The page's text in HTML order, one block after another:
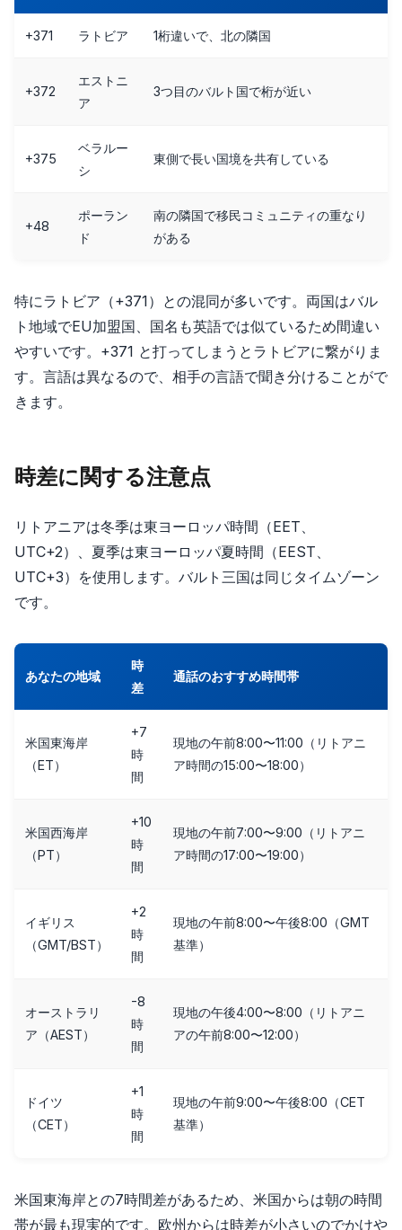
+371 ラトビア 1桁違いで、北の隣国
+372
エストニ
ア
3つ目のバルト国で桁が近い
+375
ベラルー
シ
東側で長い国境を共有している
+48
ポーラン
ド
南の隣国で移民コミュニティの重なり
がある
特にラトビア（+371）との混同が多いです。両国はバル
ト地域でEU加盟国、国名も英語では似ているため間違い
やすいです。+371 と打ってしまうとラトビアに繋がりま
す。言語は異なるので、相手の言語で聞き分けることがで
きます。
時差に関する注意点
リトアニアは冬季は東ヨーロッパ時間（EET、
UTC+2）、夏季は東ヨーロッパ夏時間（EEST、
UTC+3）を使用します。バルト三国は同じタイムゾーン
です。
あなたの地域
時
差
通話のおすすめ時間帯
米国東海岸
（ET）
+7
時
間
現地の午前8:00〜11:00（リトアニ
ア時間の15:00〜18:00）
米国西海岸
（PT）
+10
時
間
現地の午前7:00〜9:00（リトアニ
ア時間の17:00〜19:00）
イギリス
（GMT/BST）
+2
時
間
現地の午前8:00〜午後8:00（GMT
基準）
オーストラリ
ア（AEST）
-8
時
間
現地の午後4:00〜8:00（リトアニ
アの午前8:00〜12:00）
ドイツ
（CET）
+1
時
間
現地の午前9:00〜午後8:00（CET
基準）
米国東海岸との7時間差があるため、米国からは朝の時間
帯が最も現実的です。欧州からは時差が小さいのでかけや